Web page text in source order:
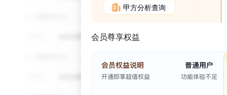
甲方分析查询
会员尊享权益